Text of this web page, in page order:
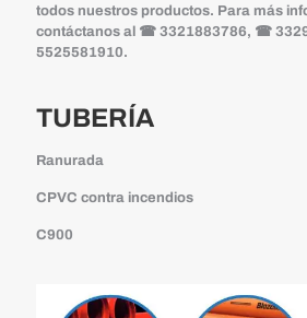
todos nuestros productos. Para más
contáctanos al ☎ 3321883786, ☎
5525581910.
TUBERÍA
Ranurada
CPVC contra incendios
C900